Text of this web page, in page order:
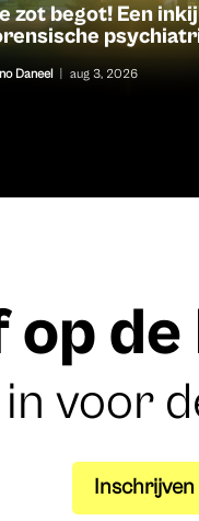
zot begot! Een
Daneel aug 3, 2026
op
voor
Inschrijven